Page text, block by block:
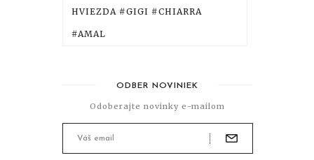
HVIEZDA #GIGI #CHIARRA
#AMAL
ODBER NOVINIEK
Odoberajte novinky e-mailom